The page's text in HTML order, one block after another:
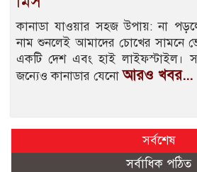
কানাডা যাওয়ার সহজ উপায়: না
নাম শুনলেই আমাদের চোখের সামনে
একটি দেশ এবং হাই লাইফস্টাইল।
জন্যেও কানাডার যেনোআরও খবর...
সর্বশেষ
সর্বাধিক পঠিত